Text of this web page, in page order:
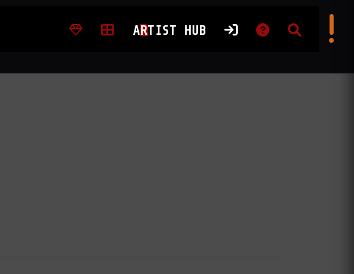
ARTIST HUB